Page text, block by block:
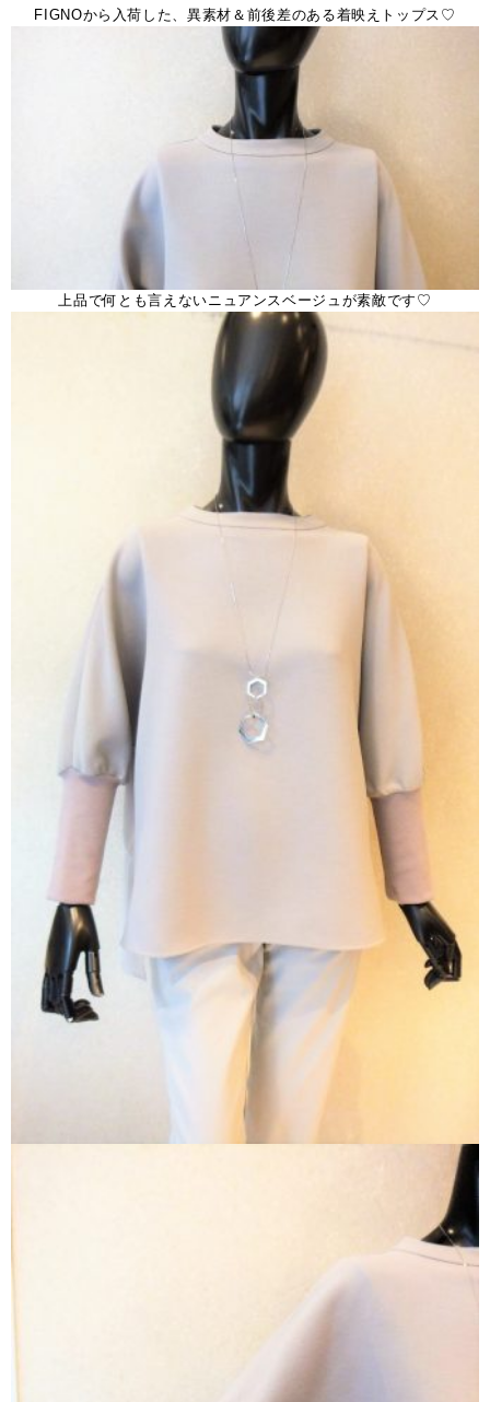
FIGNOから入荷した、異素材＆前後差のある着映えトップス♡
上品で何とも言えないニュアンスベージュが素敵です♡